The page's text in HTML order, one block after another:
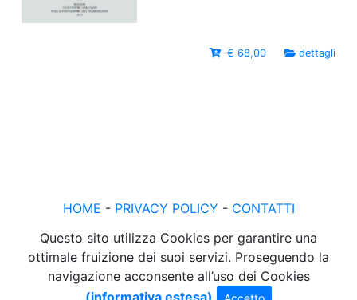
€ 68,00 dettagli
HOME - PRIVACY POLICY - CONTATTI
Questo sito utilizza Cookies per garantire una
ottimale fruizione dei suoi servizi. Proseguendo la
navigazione acconsente all’uso dei Cookies
(informativa estesa)